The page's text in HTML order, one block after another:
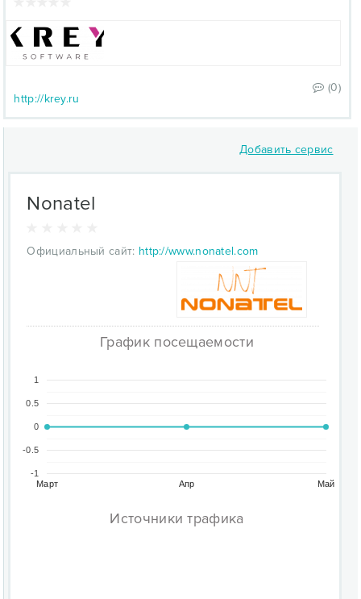
(0)
http://krey.ru
Добавить сервис
Nonatel
Официальный сайт: http://www.nonatel.com
График посещаемости
Март Апр Май
-1
-0.5
0
0.5
1
Источники трафика